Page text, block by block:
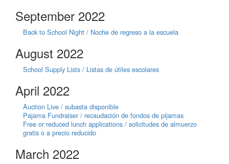
September 2022
Back to School Night / Noche de regreso a la escuela
August 2022
School Supply Lists / Listas de útiles escolares
April 2022
Auction Live / subasta disponible
Pajama Fundraiser / recaudación de fondos de pijamas
Free or reduced lunch applications / solicitudes de almuerzo
gratis o a precio reducido
March 2022